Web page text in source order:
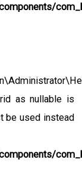
as nullable is
be used instead